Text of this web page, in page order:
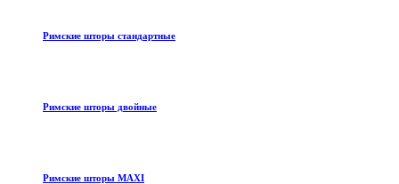
Римские шторы стандартные
Римские шторы двойные
Римские шторы MAXI